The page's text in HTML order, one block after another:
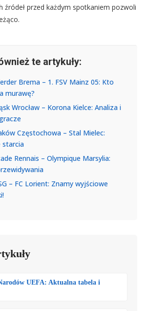
źródeł przed każdym spotkaniem pozwoli
te artykuły:
Brema – 1. FSV Mainz 05: Kto
murawę?
Wrocław – Korona Kielce: Analiza i
Częstochowa – Stal Mielec:
starcia
Rennais – Olympique Marsylia:
– FC Lorient: Znamy wyjściowe
UEFA: Aktualna tabela i